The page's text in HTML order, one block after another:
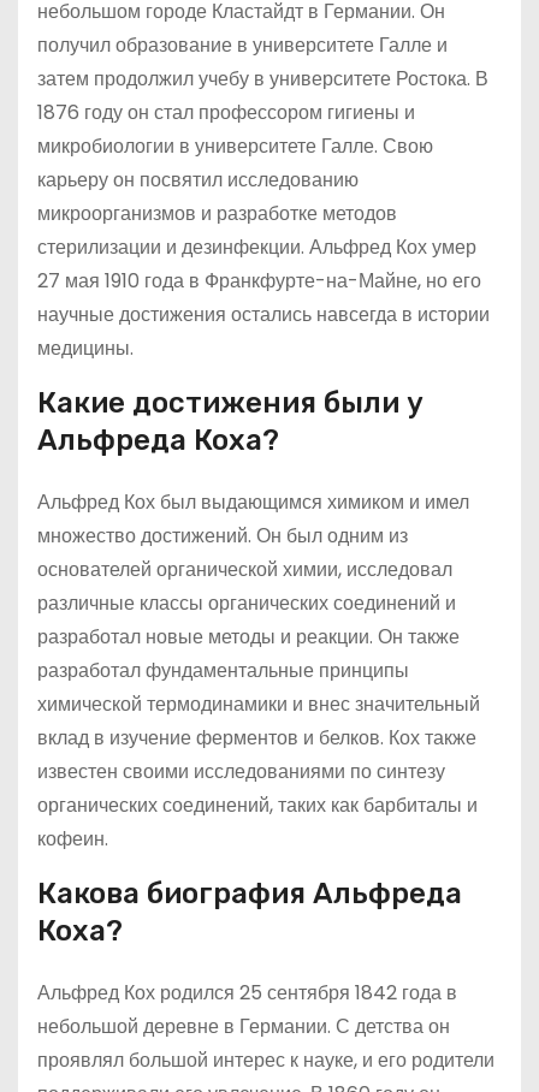
небольшом городе Кластайдт в Германии. Он
получил образование в университете Галле и
затем продолжил учебу в университете Ростока. В
1876 году он стал профессором гигиены и
микробиологии в университете Галле. Свою
карьеру он посвятил исследованию
микроорганизмов и разработке методов
стерилизации и дезинфекции. Альфред Кох умер
27 мая 1910 года в Франкфурте-на-Майне, но его
научные достижения остались навсегда в истории
медицины.
Какие достижения были у
Альфреда Коха?
Альфред Кох был выдающимся химиком и имел
множество достижений. Он был одним из
основателей органической химии, исследовал
различные классы органических соединений и
разработал новые методы и реакции. Он также
разработал фундаментальные принципы
химической термодинамики и внес значительный
вклад в изучение ферментов и белков. Кох также
известен своими исследованиями по синтезу
органических соединений, таких как барбиталы и
кофеин.
Какова биография Альфреда
Коха?
Альфред Кох родился 25 сентября 1842 года в
небольшой деревне в Германии. С детства он
проявлял большой интерес к науке, и его родители